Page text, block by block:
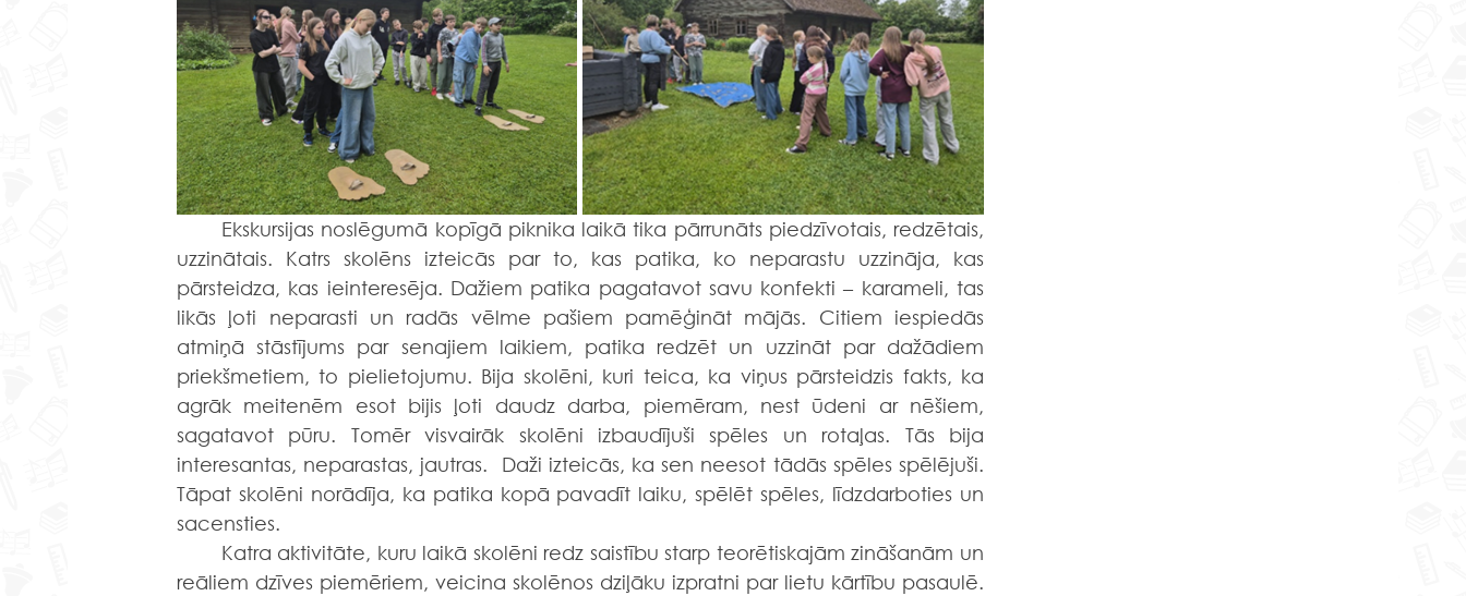
uzzinātais. Katrs skolēns izteicās par to, kas patika, ko neparastu uzzināja, kas
pārsteidza, kas ieinteresēja. Dažiem patika pagatavot savu konfekti – karameli, tas
likās ļoti neparasti un radās vēlme pašiem pamēģināt mājās. Citiem iespiedās
atmiņā stāstījums par senajiem laikiem, patika redzēt un uzzināt par dažādiem
priekšmetiem, to pielietojumu. Bija skolēni, kuri teica, ka viņus pārsteidzis fakts, ka
agrāk meitenēm esot bijis ļoti daudz darba, piemēram, nest ūdeni ar nēšiem,
sagatavot pūru. Tomēr visvairāk skolēni izbaudījuši spēles un rotaļas. Tās bija
interesantas, neparastas, jautras.  Daži izteicās, ka sen neesot tādās spēles spēlējuši.
Tāpat skolēni norādīja, ka patika kopā pavadīt laiku, spēlēt spēles, līdzdarboties un
sacensties.
reāliem dzīves piemēriem, veicina skolēnos dziļāku izpratni par lietu kārtību pasaulē.